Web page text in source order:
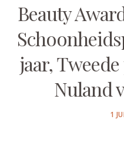
Beauty
jaar,
Nuland
1